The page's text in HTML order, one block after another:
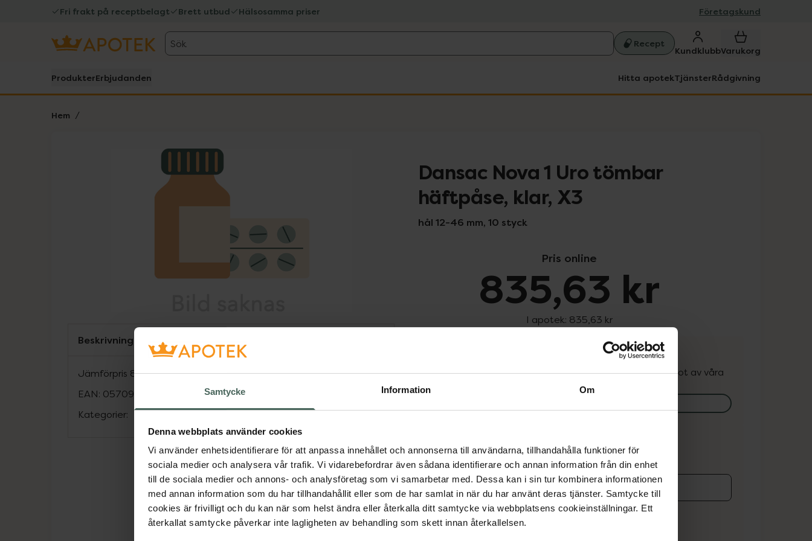
Samtycke Information Om
Denna webbplats använder cookies
Vi använder enhetsidentifierare för att anpassa innehållet och annonserna till användarna, tillhandahålla funktioner för
sociala medier och analysera vår trafik. Vi vidarebefordrar även sådana identifierare och annan information från din enhet
till de sociala medier och annons- och analysföretag som vi samarbetar med. Dessa kan i sin tur kombinera informationen
med annan information som du har tillhandahållit eller som de har samlat in när du har använt deras tjänster. Samtycke till
cookies är frivilligt och du kan när som helst ändra eller återkalla ditt samtycke via webbplatsens cookieinställningar. Ett
återkallat samtycke påverkar inte lagligheten av behandling som skett innan återkallelsen.
Fri frakt på receptbelagt Brett utbud Hälsosamma priser Företagskund
Sök Recept
KundklubbVarukorg
ProdukterErbjudanden Hitta apotekTjänsterRådgivning
Hem
Lista: . Innehåller 1 objekt.
Dansac Nova 1 Uro tömbar
häftpåse, klar, X3
hål 12-46 mm, 10 styck
Pris online
835,63 kr
I apotek: 835,63 kr
Tillfälligt slut online. Varan kan finnas i lager hos något av våra
Få mejl när varan finns i lager online
Din e-postadress
Jag accepterar villkoren
Beskrivning
Jämförpris 83,56 kr/st
EAN: 05709817366426
Kategorier: